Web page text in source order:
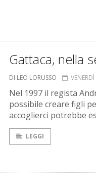
Gattaca, nella
DI LEO LORUSSO
Nel 1997 il regista
possibile creare figli
accoglierci potrebbe
LEGGI